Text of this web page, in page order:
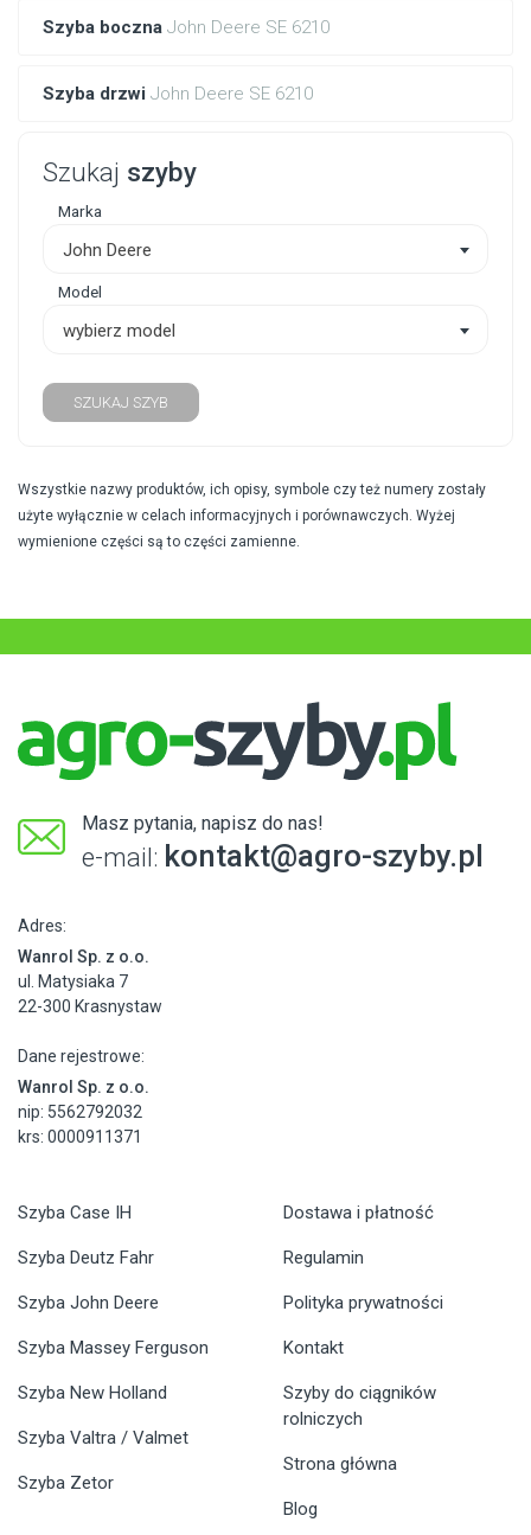
Szyba boczna John Deere SE 6210
Szyba drzwi John Deere SE 6210
Szukaj szyby
Marka
John Deere
Model
wybierz model
SZUKAJ SZYB
Wszystkie nazwy produktów, ich opisy, symbole czy też numery zostały
użyte wyłącznie w celach informacyjnych i porównawczych. Wyżej
wymienione części są to części zamienne.
Masz pytania, napisz do nas!
e-mail: kontakt@agro-szyby.pl
Adres:
Wanrol Sp. z o.o.
ul. Matysiaka 7
22-300 Krasnystaw
Dane rejestrowe:
Wanrol Sp. z o.o.
nip: 5562792032
krs: 0000911371
Szyba Case IH
Szyba Deutz Fahr
Szyba John Deere
Szyba Massey Ferguson
Szyba New Holland
Szyba Valtra / Valmet
Szyba Zetor
Dostawa i płatność
Regulamin
Polityka prywatności
Kontakt
Szyby do ciągników
rolniczych
Strona główna
Blog